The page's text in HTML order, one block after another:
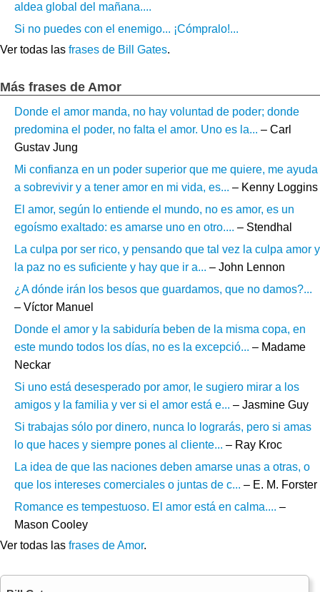
aldea global del mañana....
Si no puedes con el enemigo... ¡Cómpralo!...
Ver todas las frases de Bill Gates.
Más frases de Amor
Donde el amor manda, no hay voluntad de poder; donde
predomina el poder, no falta el amor. Uno es la... – Carl
Gustav Jung
Mi confianza en un poder superior que me quiere, me ayuda
a sobrevivir y a tener amor en mi vida, es... – Kenny Loggins
El amor, según lo entiende el mundo, no es amor, es un
egoísmo exaltado: es amarse uno en otro.... – Stendhal
La culpa por ser rico, y pensando que tal vez la culpa amor y
la paz no es suficiente y hay que ir a... – John Lennon
¿A dónde irán los besos que guardamos, que no damos?...
– Víctor Manuel
Donde el amor y la sabiduría beben de la misma copa, en
este mundo todos los días, no es la excepció... – Madame
Neckar
Si uno está desesperado por amor, le sugiero mirar a los
amigos y la familia y ver si el amor está e... – Jasmine Guy
Si trabajas sólo por dinero, nunca lo lograrás, pero si amas
lo que haces y siempre pones al cliente... – Ray Kroc
La idea de que las naciones deben amarse unas a otras, o
que los intereses comerciales o juntas de c... – E. M. Forster
Romance es tempestuoso. El amor está en calma.... –
Mason Cooley
Ver todas las frases de Amor.